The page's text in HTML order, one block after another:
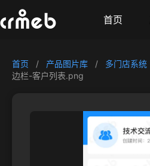
首页
首页 / 产品图片库 / 多门店系统
边栏-客户列表.png